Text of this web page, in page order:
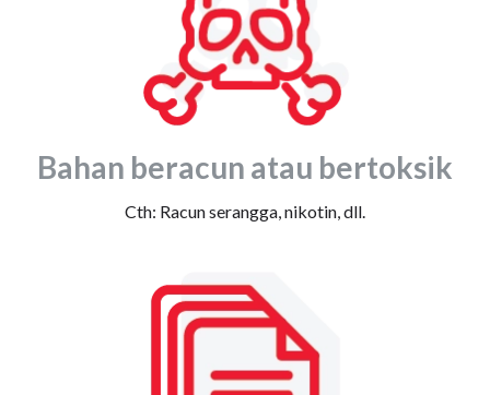
Bahan beracun atau bertoksik
Cth: Racun serangga, nikotin, dll.